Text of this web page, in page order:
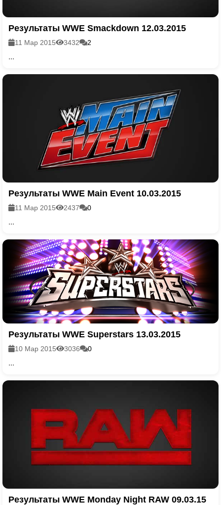
Результаты WWE Smackdown 12.03.2015
11 Мар 2015 3432 2
...
Результаты WWE Main Event 10.03.2015
11 Мар 2015 2437 0
...
Результаты WWE Superstars 13.03.2015
10 Мар 2015 3036 0
...
Результаты WWE Monday Night RAW 09.03.15